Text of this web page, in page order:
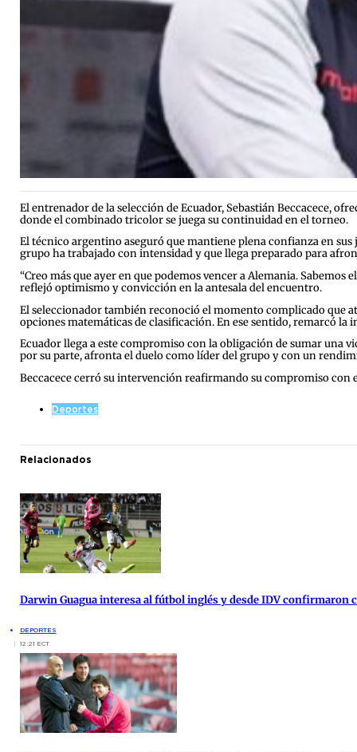
El entrenador de la selección de Ecuador, Sebastián Beccacece,
donde el combinado tricolor se juega su continuidad en el torneo.
El técnico argentino aseguró que mantiene plena confianza en sus
grupo ha trabajado con intensidad y que llega preparado para
“Creo más que ayer en que podemos vencer a Alemania.
reflejó optimismo y convicción en la antesala del encuentro.
El seleccionador también reconoció el momento complicado que
opciones matemáticas de clasificación. En ese sentido, remarcó
Ecuador llega a este compromiso con la obligación de sumar una
por su parte, afronta el duelo como líder del grupo y con un
Beccacece cerró su intervención reafirmando su compromiso con
Deportes
Relacionados
Darwin Guagua interesa al fútbol inglés y desde IDV confirmaron
DEPORTES
12:21 ECT